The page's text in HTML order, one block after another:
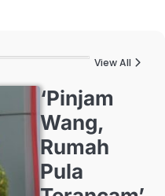
View All
‘Pinjam
Wang,
Rumah
Pula